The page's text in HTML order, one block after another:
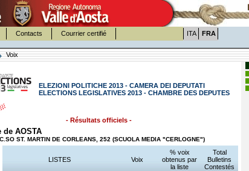
Contacts Courrier certifié ITA FRA
Voix
ELEZIONI POLITICHE 2013 - CAMERA DEI DEPUTATI
ELECTIONS LEGISLATIVES 2013 - CHAMBRE DES DEPUTES
- Résultats officiels -
de AOSTA
ST. MARTIN DE CORLEANS, 252 (SCUOLA MEDIA "CERLOGNE")
LISTES Voix
% voix
obtenus par
la liste
Total
Bulletins
Contestés